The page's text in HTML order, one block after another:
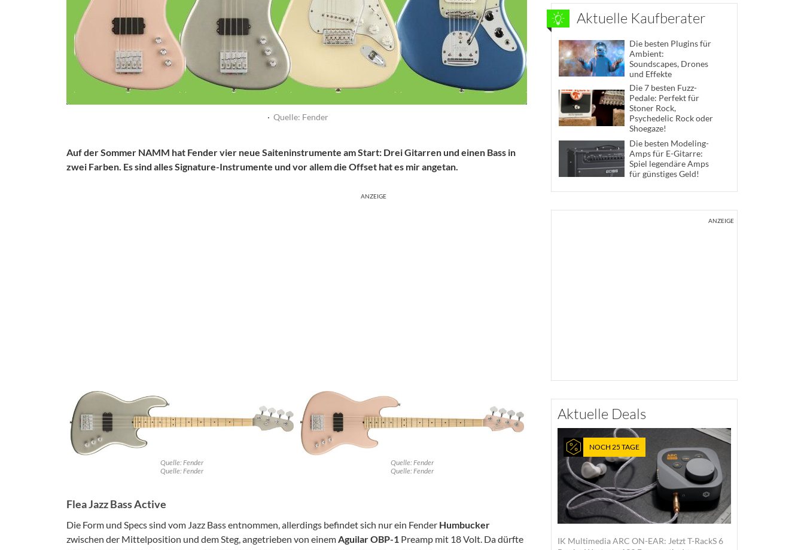
· Quelle: Fender
Auf der Sommer NAMM hat Fender vier neue Saiteninstrumente am Start: Drei Gitarren und einen Bass in
zwei Farben. Es sind alles Signature-Instrumente und vor allem die Offset hat es mir angetan.
ANZEIGE
Quelle: Fender
Quelle: Fender
Quelle: Fender
Quelle: Fender
Flea Jazz Bass Active
Die Form und Specs sind vom Jazz Bass entnommen, allerdings befindet sich nur ein Fender Humbucker
zwischen der Mittelposition und dem Steg, angetrieben von einemAguilar OBP-1 Preamp mit 18 Volt. Da dürfte
Aktuelle Kaufberater
Die besten Plugins für
Ambient:
Soundscapes, Drones
und Effekte
Die 7 besten Fuzz-
Pedale: Perfekt für
Stoner Rock,
Psychedelic Rock oder
Shoegaze!
Die besten Modeling-
Amps für E-Gitarre:
Spiel legendäre Amps
für günstiges Geld!
ANZEIGE
Aktuelle Deals
NOCH 25 TAGE
IK Multimedia ARC ON-EAR: Jetzt T-RackS 6